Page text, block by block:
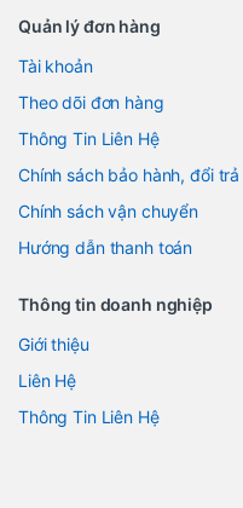
Quản lý đơn hàng
Tài khoản
Theo dõi đơn hàng
Thông Tin Liên Hệ
Chính sách bảo hành, đổi trả
Chính sách vận chuyển
Hướng dẫn thanh toán
Thông tin doanh nghiệp
Giới thiệu
Liên Hệ
Thông Tin Liên Hệ